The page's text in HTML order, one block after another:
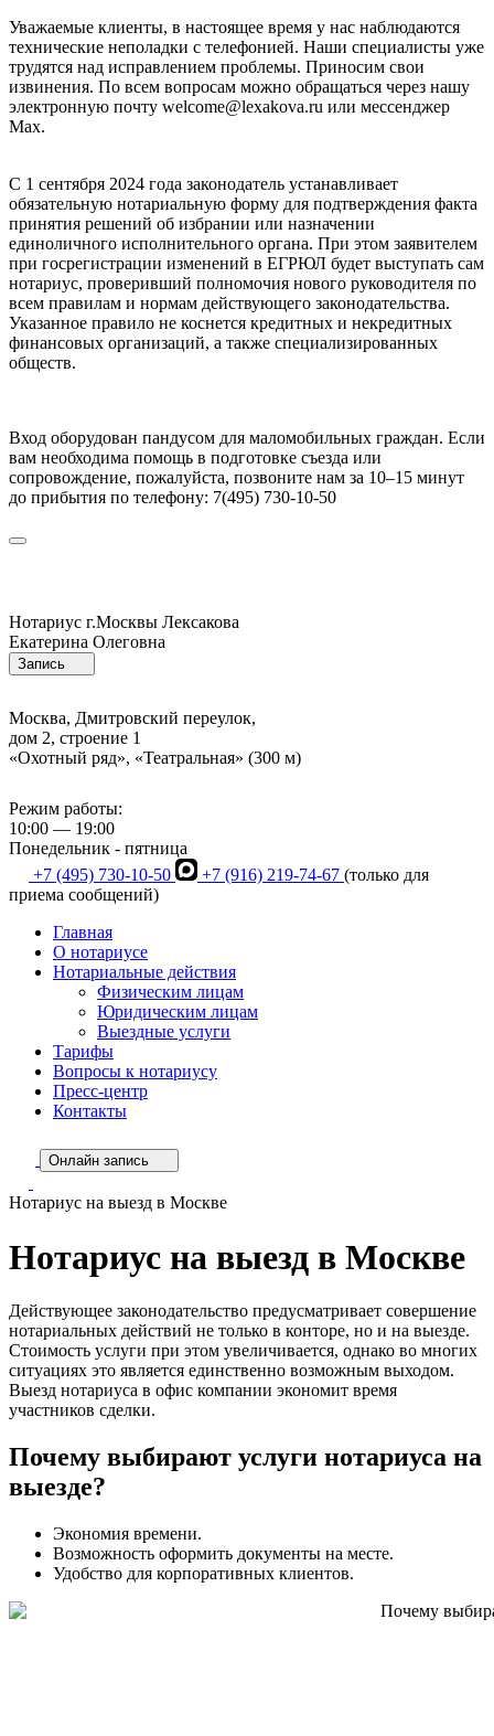
Уважаемые клиенты, в настоящее время у нас наблюдаются
технические неполадки с телефонией. Наши специалисты уже
трудятся над исправлением проблемы. Приносим свои
извинения. По всем вопросам можно обращаться через нашу
электронную почту welcome@lexakova.ru или мессенджер
Max.
С 1 сентября 2024 года законодатель устанавливает
обязательную нотариальную форму для подтверждения факта
принятия решений об избрании или назначении
единоличного исполнительного органа. При этом заявителем
при госрегистрации изменений в ЕГРЮЛ будет выступать сам
нотариус, проверивший полномочия нового руководителя по
всем правилам и нормам действующего законодательства.
Указанное правило не коснется кредитных и некредитных
финансовых организаций, а также специализированных
обществ.
Вход оборудован пандусом для маломобильных граждан. Если
вам необходима помощь в подготовке съезда или
сопровождение, пожалуйста, позвоните нам за 10–15 минут
до прибытия по телефону: 7(495) 730-10-50
Нотариус г.Москвы Лексакова
Екатерина Олеговна
Запись
Москва, Дмитровский переулок,
дом 2, строение 1
«Охотный ряд», «Театральная» (300 м)
Режим работы:
10:00 — 19:00
Понедельник - пятница
+7 (495) 730-10-50
+7 (916) 219-74-67 (только для
приема сообщений)
Главная
О нотариусе
Нотариальные действия
Физическим лицам
Юридическим лицам
Выездные услуги
Тарифы
Вопросы к нотариусу
Пресс-центр
Контакты
Онлайн запись
Нотариус на выезд в Москве
Нотариус на выезд в Москве
Действующее законодательство предусматривает совершение
нотариальных действий не только в конторе, но и на выезде.
Стоимость услуги при этом увеличивается, однако во многих
ситуациях это является единственно возможным выходом.
Выезд нотариуса в офис компании экономит время
участников сделки.
Почему выбирают услуги нотариуса на
выезде?
Экономия времени.
Возможность оформить документы на месте.
Удобство для корпоративных клиентов.